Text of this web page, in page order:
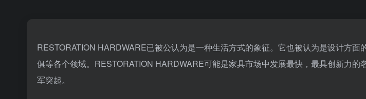
RESTORATION HARDWARE已被公认为是一种生活方式的象征。它也被认为是设计方
俱等各个领域。RESTORATION HARDWARE可能是家具市场中发展最快，最具创新力
军突起。